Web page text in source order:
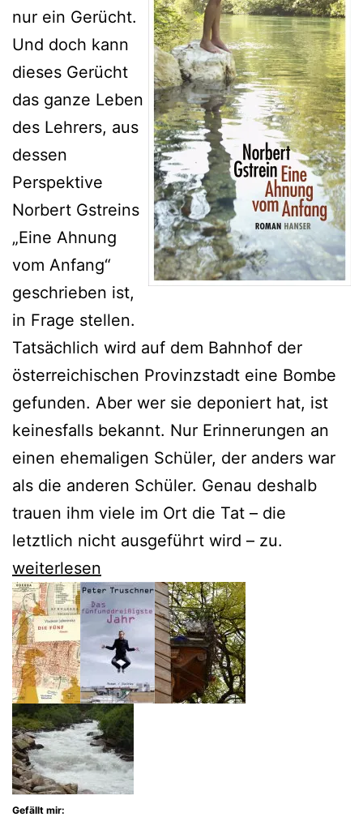
nur ein Gerücht.
Und doch kann
dieses Gerücht
das ganze Leben
des Lehrers, aus
dessen
Perspektive
Norbert Gstreins
„Eine Ahnung
vom Anfang“
geschrieben ist,
in Frage stellen.
Tatsächlich wird auf dem Bahnhof der
österreichischen Provinzstadt eine Bombe
gefunden. Aber wer sie deponiert hat, ist
keinesfalls bekannt. Nur Erinnerungen an
einen ehemaligen Schüler, der anders war
als die anderen Schüler. Genau deshalb
trauen ihm viele im Ort die Tat – die
letztlich nicht ausgeführt wird – zu.
Norbert
Gstrein
sucht
den
Anfang
des
Gerüchts
weiterlesen
Gefällt mir: